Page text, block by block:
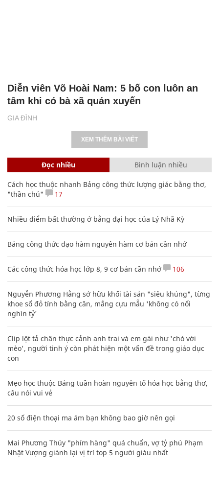
GIA ĐÌNH
Diễn viên Võ Hoài Nam: 5 bố con luôn an
tâm khi có bà xã quán xuyến
XEM THÊM BÀI VIẾT
Đọc nhiều Bình luận nhiều
Cách học thuộc nhanh Bảng công thức lượng giác bằng thơ,
"thần chú"
17
Nhiều điểm bất thường ở bằng đại học của Lý Nhã Kỳ
Bảng công thức đạo hàm nguyên hàm cơ bản cần nhớ
Các công thức hóa học lớp 8, 9 cơ bản cần nhớ 106
Nguyễn Phương Hằng sở hữu khối tài sản "siêu khủng", từng
khoe sổ đỏ tính bằng cân, mắng cựu mẫu 'không có nổi
nghìn tỷ'
Clip lột tả chân thực cảnh anh trai và em gái như 'chó với
mèo', người tinh ý còn phát hiện một vấn đề trong giáo dục
con
Mẹo học thuộc Bảng tuần hoàn nguyên tố hóa học bằng thơ,
câu nói vui vẻ
20 số điện thoại ma ám bạn không bao giờ nên gọi
Mai Phương Thúy "phím hàng" quá chuẩn, vợ tỷ phú Phạm
Nhật Vượng giành lại vị trí top 5 người giàu nhất